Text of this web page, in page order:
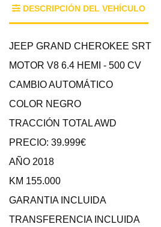
DESCRIPCIÓN DEL VEHÍCULO
JEEP GRAND CHEROKEE SRT
MOTOR V8 6.4 HEMI - 500 CV
CAMBIO AUTOMÁTICO
COLOR NEGRO
TRACCIÓN TOTAL AWD
PRECIO: 39.999€
AÑO 2018
KM 155.000
GARANTIA INCLUIDA
TRANSFERENCIA INCLUIDA